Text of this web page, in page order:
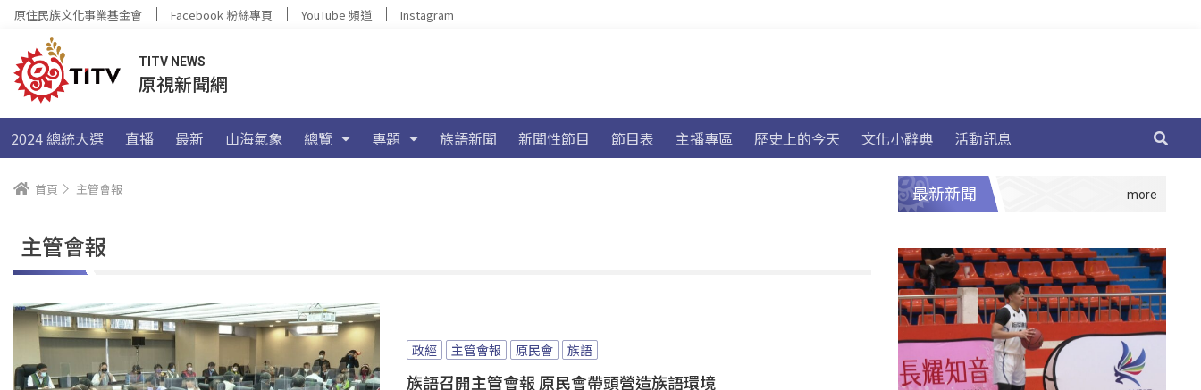
原住民族文化事業基金會 Facebook 粉絲專頁 YouTube 頻道 Instagram
TITV NEWS
原視新聞網
2024 總統大選 直播 最新 山海氣象 總覽 專題 族語新聞 新聞性節目 節目表 主播專區 歷史上的今天 文化小辭典 活動訊息
首頁 主管會報
主管會報
政經 主管會報 原民會 族語
族語召開主管會報 原民會帶頭營造族語環境
最新新聞